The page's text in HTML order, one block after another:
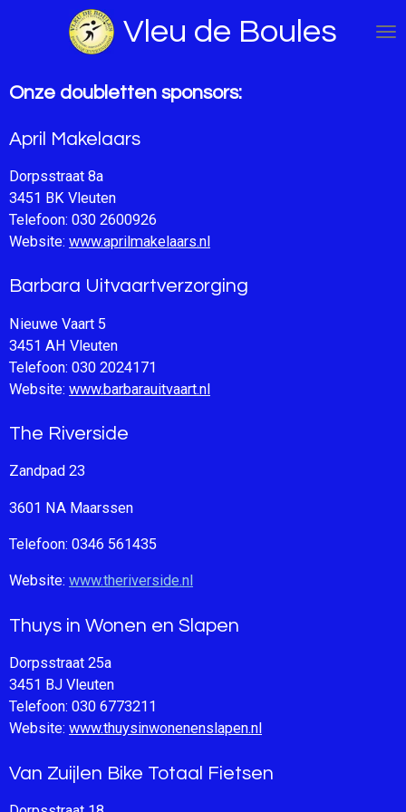
de
Vleu de Boules
Onze doubletten sponsors:
April Makelaars
Dorpsstraat 8a
3451 BK Vleuten
Telefoon: 030 2600926
Website: www.aprilmakelaars.nl
Barbara Uitvaartverzorging
Nieuwe Vaart 5
3451 AH Vleuten
Telefoon: 030 2024171
Website: www.barbarauitvaart.nl
The Riverside
Zandpad 23
3601 NA Maarssen
Telefoon: 0346 561435
Website: www.theriverside.nl
Thuys in Wonen en Slapen
Dorpsstraat 25a
3451 BJ Vleuten
Telefoon: 030 6773211
Website: www.thuysinwonenenslapen.nl
Van Zuijlen Bike Totaal Fietsen